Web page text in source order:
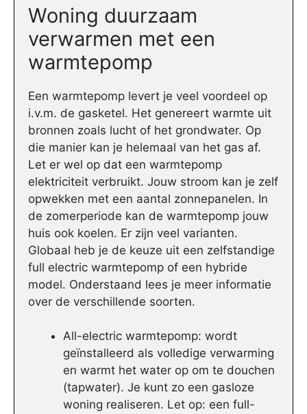
Woning duurzaam
verwarmen met een
warmtepomp
Een warmtepomp levert je veel voordeel op
i.v.m. de gasketel. Het genereert warmte uit
bronnen zoals lucht of het grondwater. Op
die manier kan je helemaal van het gas af.
Let er wel op dat een warmtepomp
elektriciteit verbruikt. Jouw stroom kan je zelf
opwekken met een aantal zonnepanelen. In
de zomerperiode kan de warmtepomp jouw
huis ook koelen. Er zijn veel varianten.
Globaal heb je de keuze uit een zelfstandige
full electric warmtepomp of een hybride
model. Onderstaand lees je meer informatie
over de verschillende soorten.
All-electric warmtepomp: wordt
geïnstalleerd als volledige verwarming
en warmt het water op om te douchen
(tapwater). Je kunt zo een gasloze
woning realiseren. Let op: een full-